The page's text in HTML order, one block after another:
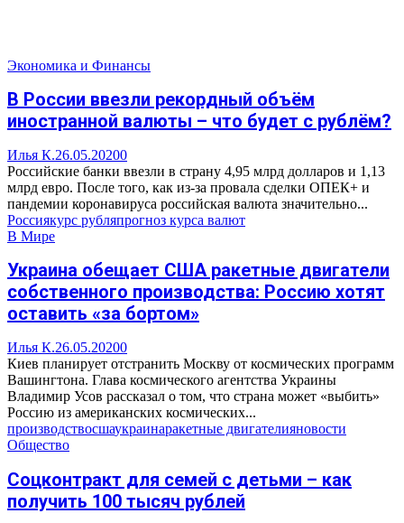
Экономика и Финансы
В России ввезли рекордный объём
иностранной валюты – что будет с рублём?
Илья К.26.05.20200
Российские банки ввезли в страну 4,95 млрд долларов и 1,13
млрд евро. После того, как из-за провала сделки ОПЕК+ и
пандемии коронавируса российская валюта значительно...
Россиякурс рубляпрогноз курса валют
В Мире
Украина обещает США ракетные двигатели
собственного производства: Россию хотят
оставить «за бортом»
Илья К.26.05.20200
Киев планирует отстранить Москву от космических программ
Вашингтона. Глава космического агентства Украины
Владимир Усов рассказал о том, что страна может «выбить»
Россию из американских космических...
производствосшаукраинаракетные двигателияновости
Общество
Соцконтракт для семей с детьми – как
получить 100 тысяч рублей